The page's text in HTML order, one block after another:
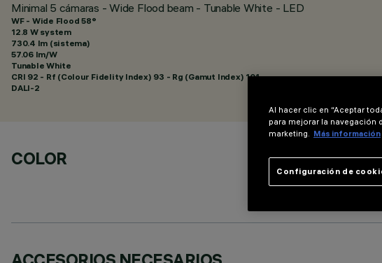
Minimal 5 cámaras - Wide Flood beam - Tunable White - LED
WF - Wide Flood 58°
12.8 W system
730.4 lm (sistema)
57.06 lm/W
Tunable White
CRI 92 - Rf (Colour Fidelity Index) 93 - Rg (Gamut Index) 101
DALI-2
COLOR
Al hacer clic en “Aceptar
para mejorar la navegación
marketing. Más información
Configuración de